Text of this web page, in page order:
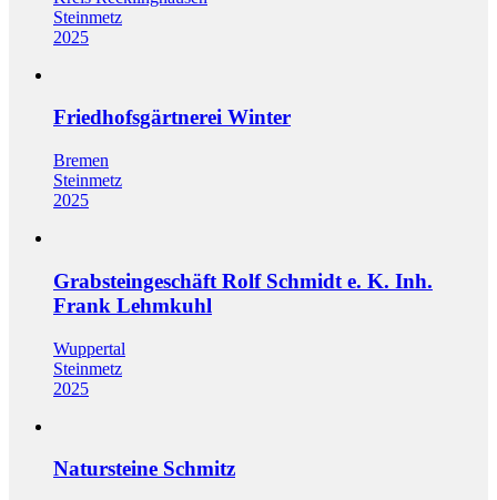
Steinmetz
2025
Friedhofsgärtnerei Winter
Bremen
Steinmetz
2025
Grabsteingeschäft Rolf Schmidt e. K. Inh.
Frank Lehmkuhl
Wuppertal
Steinmetz
2025
Natursteine Schmitz